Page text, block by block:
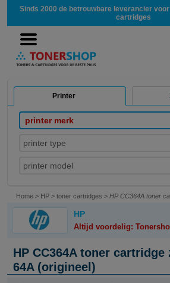
Sinds 2000 de betrouwbare leverancier
cartridges
Printer
printer merk
printer type
printer model
Home > HP > toner cartridges > HP CC364A toner
HP
Altijd voordelig:
HP CC364A toner cartridge
64A (origineel)